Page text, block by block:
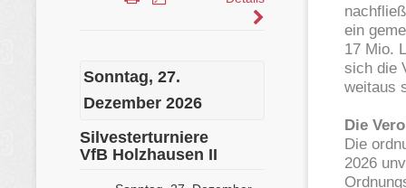
ein
17 Mio.
sich die
weitaus
Die
Die
2026